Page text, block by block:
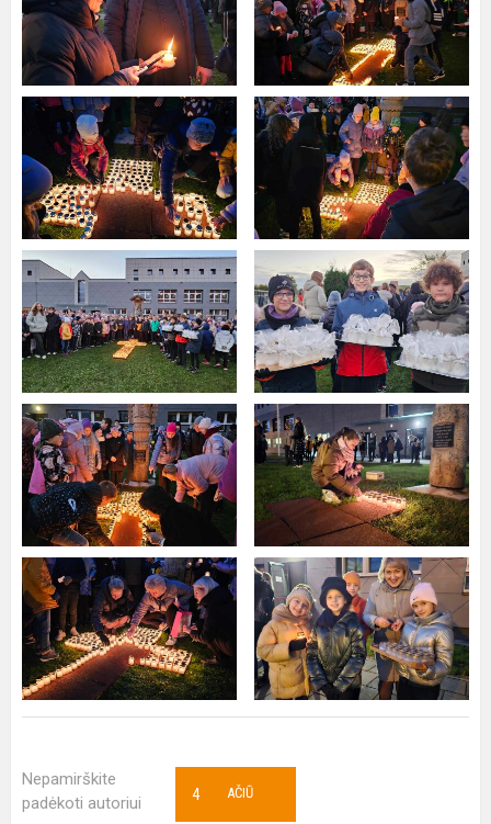
Nepamirškite
padėkoti autoriui
AČIŪ
4